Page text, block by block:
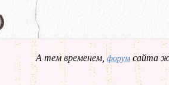
А тем временем,форум сайта